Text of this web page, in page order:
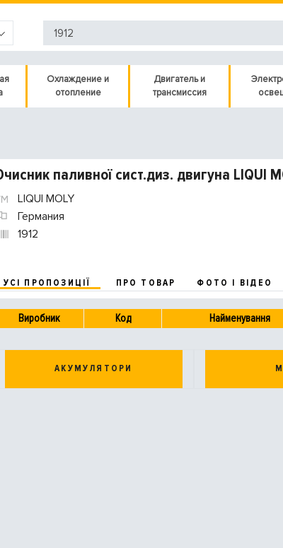
Охлаждение и
отопление
Двигатель и
трансмиссия
паливної сист.диз. двигуна LIQUI
LIQUI MOLY
Германия
1912
УСІ ПРОПОЗИЦІЇ ПРО ТОВАР ФОТО І ВІДЕО
Виробник Код Найменування
АКУМУЛЯТОРИ